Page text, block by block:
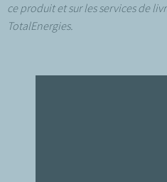
ce produit et sur les services de
TotalEnergies.